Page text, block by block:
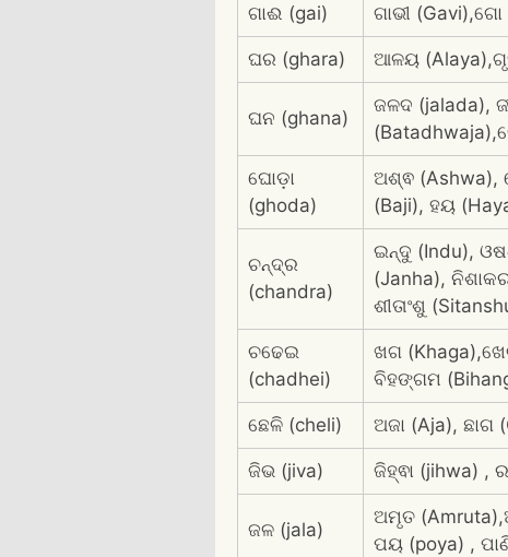
ଗାଈ (gai) ଗାଭୀ
ଘର (ghara) ଆଳୟ
ଘନ (ghana)
ଜଳଦ (jalada),
ଘୋଡ଼ା
(ghoda)
ଅଶ୍ଵ (Ashwa),
(Baji), ହୟ
ଚନ୍ଦ୍ର
(chandra)
ଇନ୍ଦୁ (Indu),
(Janha),
ଶୀତାଂଶୁ
ଚଢେଇ
(chadhei)
ଖଗ
ବିହଙ୍ଗମ
ଛେଳି (cheli) ଅଜା (Aja), ଛାଗ
ଜିଭ (jiva) ଜିହ୍ଵା (jihwa) ,
ଜଳ (jala)
ଅମୃତ
ପୟ (poya) ,